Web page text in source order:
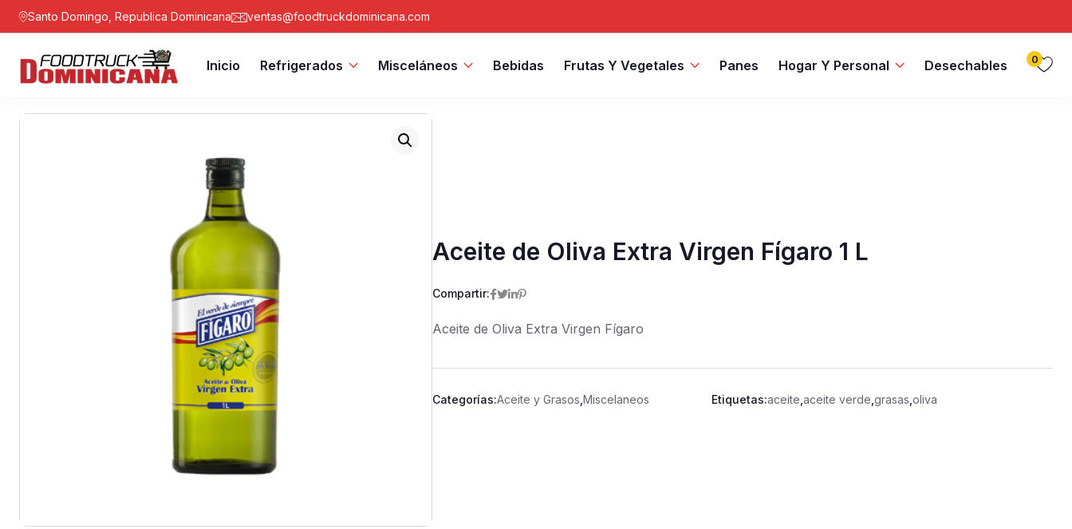
Santo Domingo, Republica Dominicana ventas@foodtruckdominicana.com
Inicio Refrigerados Misceláneos Bebidas Frutas Y Vegetales Panes Hogar Y Personal Desechables 0
Aceite de Oliva Extra Virgen Fígaro 1 L
Compartir:
Aceite de Oliva Extra Virgen Fígaro
Categorías:Aceite y Grasos ,Miscelaneos Etiquetas:aceite ,aceite verde ,grasas ,oliva